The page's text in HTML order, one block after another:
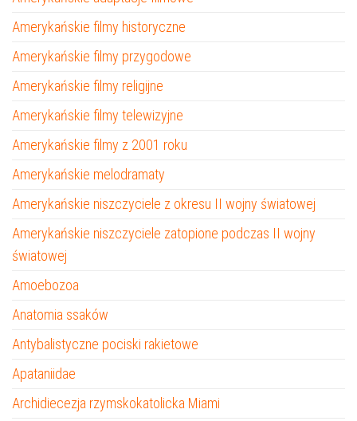
Amerykańskie filmy historyczne
Amerykańskie filmy przygodowe
Amerykańskie filmy religijne
Amerykańskie filmy telewizyjne
Amerykańskie filmy z 2001 roku
Amerykańskie melodramaty
Amerykańskie niszczyciele z okresu II wojny światowej
Amerykańskie niszczyciele zatopione podczas II wojny
światowej
Amoebozoa
Anatomia ssaków
Antybalistyczne pociski rakietowe
Apataniidae
Archidiecezja rzymskokatolicka Miami